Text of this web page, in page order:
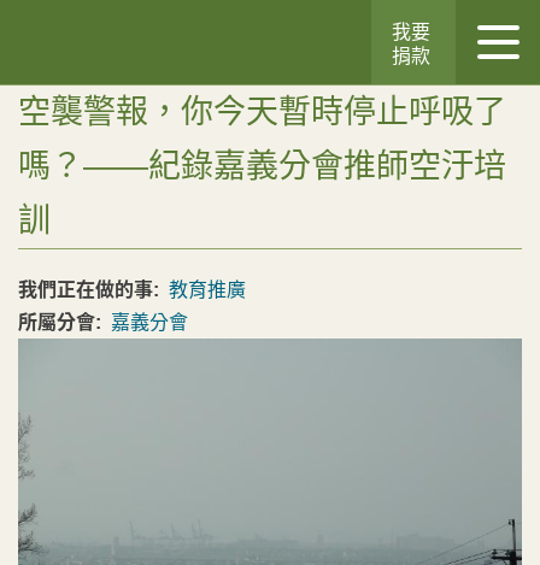
我要
捐款
空襲警報，你今天暫時停止呼吸了
嗎？——紀錄嘉義分會推師空汙培
訓
我們正在做的事: 教育推廣
所屬分會: 嘉義分會